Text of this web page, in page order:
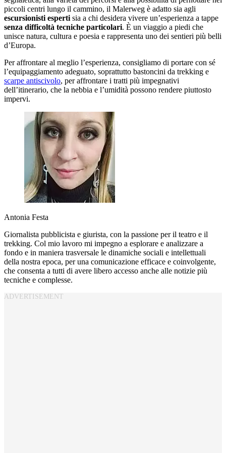
piccoli centri lungo il cammino, il Malerweg è adatto sia agli
escursionisti esperti sia a chi desidera vivere un’esperienza a tappe
senza difficoltà tecniche particolari. È un viaggio a piedi che
unisce natura, cultura e poesia e rappresenta uno dei sentieri più belli
d’Europa.
Per affrontare al meglio l’esperienza, consigliamo di portare con sé
l’equipaggiamento adeguato, soprattutto bastoncini da trekking e
scarpe antiscivolo, per affrontare i tratti più impegnativi
dell’itinerario, che la nebbia e l’umidità possono rendere piuttosto
impervi.
Antonia Festa
Giornalista pubblicista e giurista, con la passione per il teatro e il
trekking. Col mio lavoro mi impegno a esplorare e analizzare a
fondo e in maniera trasversale le dinamiche sociali e intellettuali
della nostra epoca, per una comunicazione efficace e coinvolgente,
che consenta a tutti di avere libero accesso anche alle notizie più
tecniche e complesse.